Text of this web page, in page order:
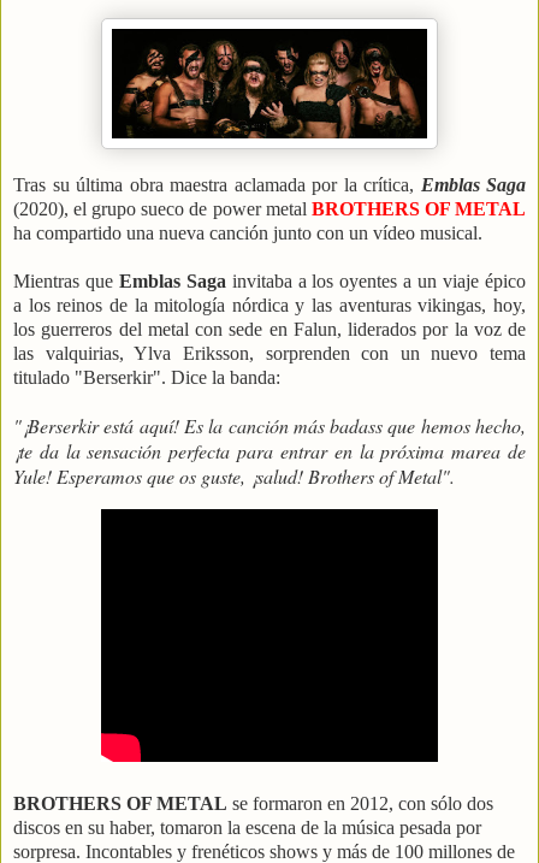
Tras su última obra maestra aclamada por la crítica, Emblas Saga
(2020), el grupo sueco de power metal BROTHERS OF METAL
ha compartido una nueva canción junto con un vídeo musical.
Mientras que Emblas Sagainvitaba a los oyentes a un viaje épico
a los reinos de la mitología nórdica y las aventuras vikingas, hoy,
los guerreros del metal con sede en Falun, liderados por la voz de
las valquirias, Ylva Eriksson, sorprenden con un nuevo tema
titulado "Berserkir". Dice la banda:
"¡Berserkir está aquí! Es la canción más badass que hemos hecho,
¡te da la sensación perfecta para entrar en la próxima marea de
Yule! Esperamos que os guste, ¡salud! Brothers of Metal".
BROTHERS OF METAL se formaron en 2012, con sólo dos
discos en su haber, tomaron la escena de la música pesada por
sorpresa. Incontables y frenéticos shows y más de 100 millones de